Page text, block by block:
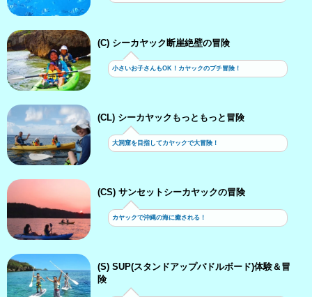
(C) シーカヤック断崖絶壁の冒険
小さいお子さんもOK！カヤックのプチ冒険！
(CL) シーカヤックもっともっと冒険
大洞窟を目指してカヤックで大冒険！
(CS) サンセットシーカヤックの冒険
カヤックで沖縄の海に癒される！
(S) SUP(スタンドアップパドルボード)体験＆冒
険